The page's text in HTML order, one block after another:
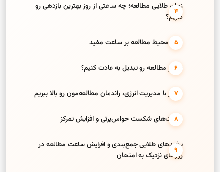
زمان طلایی مطالعه؛ چه ساعتی از روز بهترین بازدهی رو
داریم؟
تأثیر محیط مطالعه بر ساعت مفید
چطور مطالعه رو تبدیل به عادت کنیم؟
چطور با مدیریت انرژی، راندمان مطالعه‌مون رو بالا ببریم
تکنیک‌های شکست حواس‌پرتی و افزایش تمرکز
ترفندهای طلایی جمع‌بندی و افزایش ساعت مطالعه در
روزهای نزدیک به امتحان